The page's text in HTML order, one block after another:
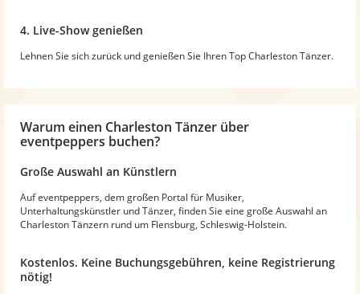
4. Live-Show genießen
Lehnen Sie sich zurück und genießen Sie Ihren Top Charleston Tänzer.
Warum einen Charleston Tänzer über
eventpeppers buchen?
Große Auswahl an Künstlern
Auf eventpeppers, dem großen Portal für Musiker,
Unterhaltungskünstler und Tänzer, finden Sie eine große Auswahl an
Charleston Tänzern rund um Flensburg, Schleswig-Holstein.
Kostenlos. Keine Buchungsgebühren, keine Registrierung
nötig!